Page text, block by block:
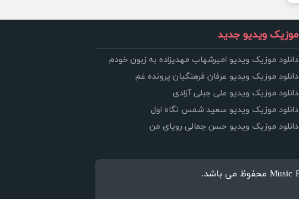
موزیک ویدیو جدید
دانلود موزیک ویدیو امیرشهاب مهدیزاده به زبون خودم
دانلود موزیک ویدیو عرفان فرهنگیان پرونده غم
دانلود موزیک ویدیو علی جبلی آزادی
دانلود موزیک ویدیو سعید شمس نگاه اول
دانلود موزیک ویدیو حسن جمالی رویای من